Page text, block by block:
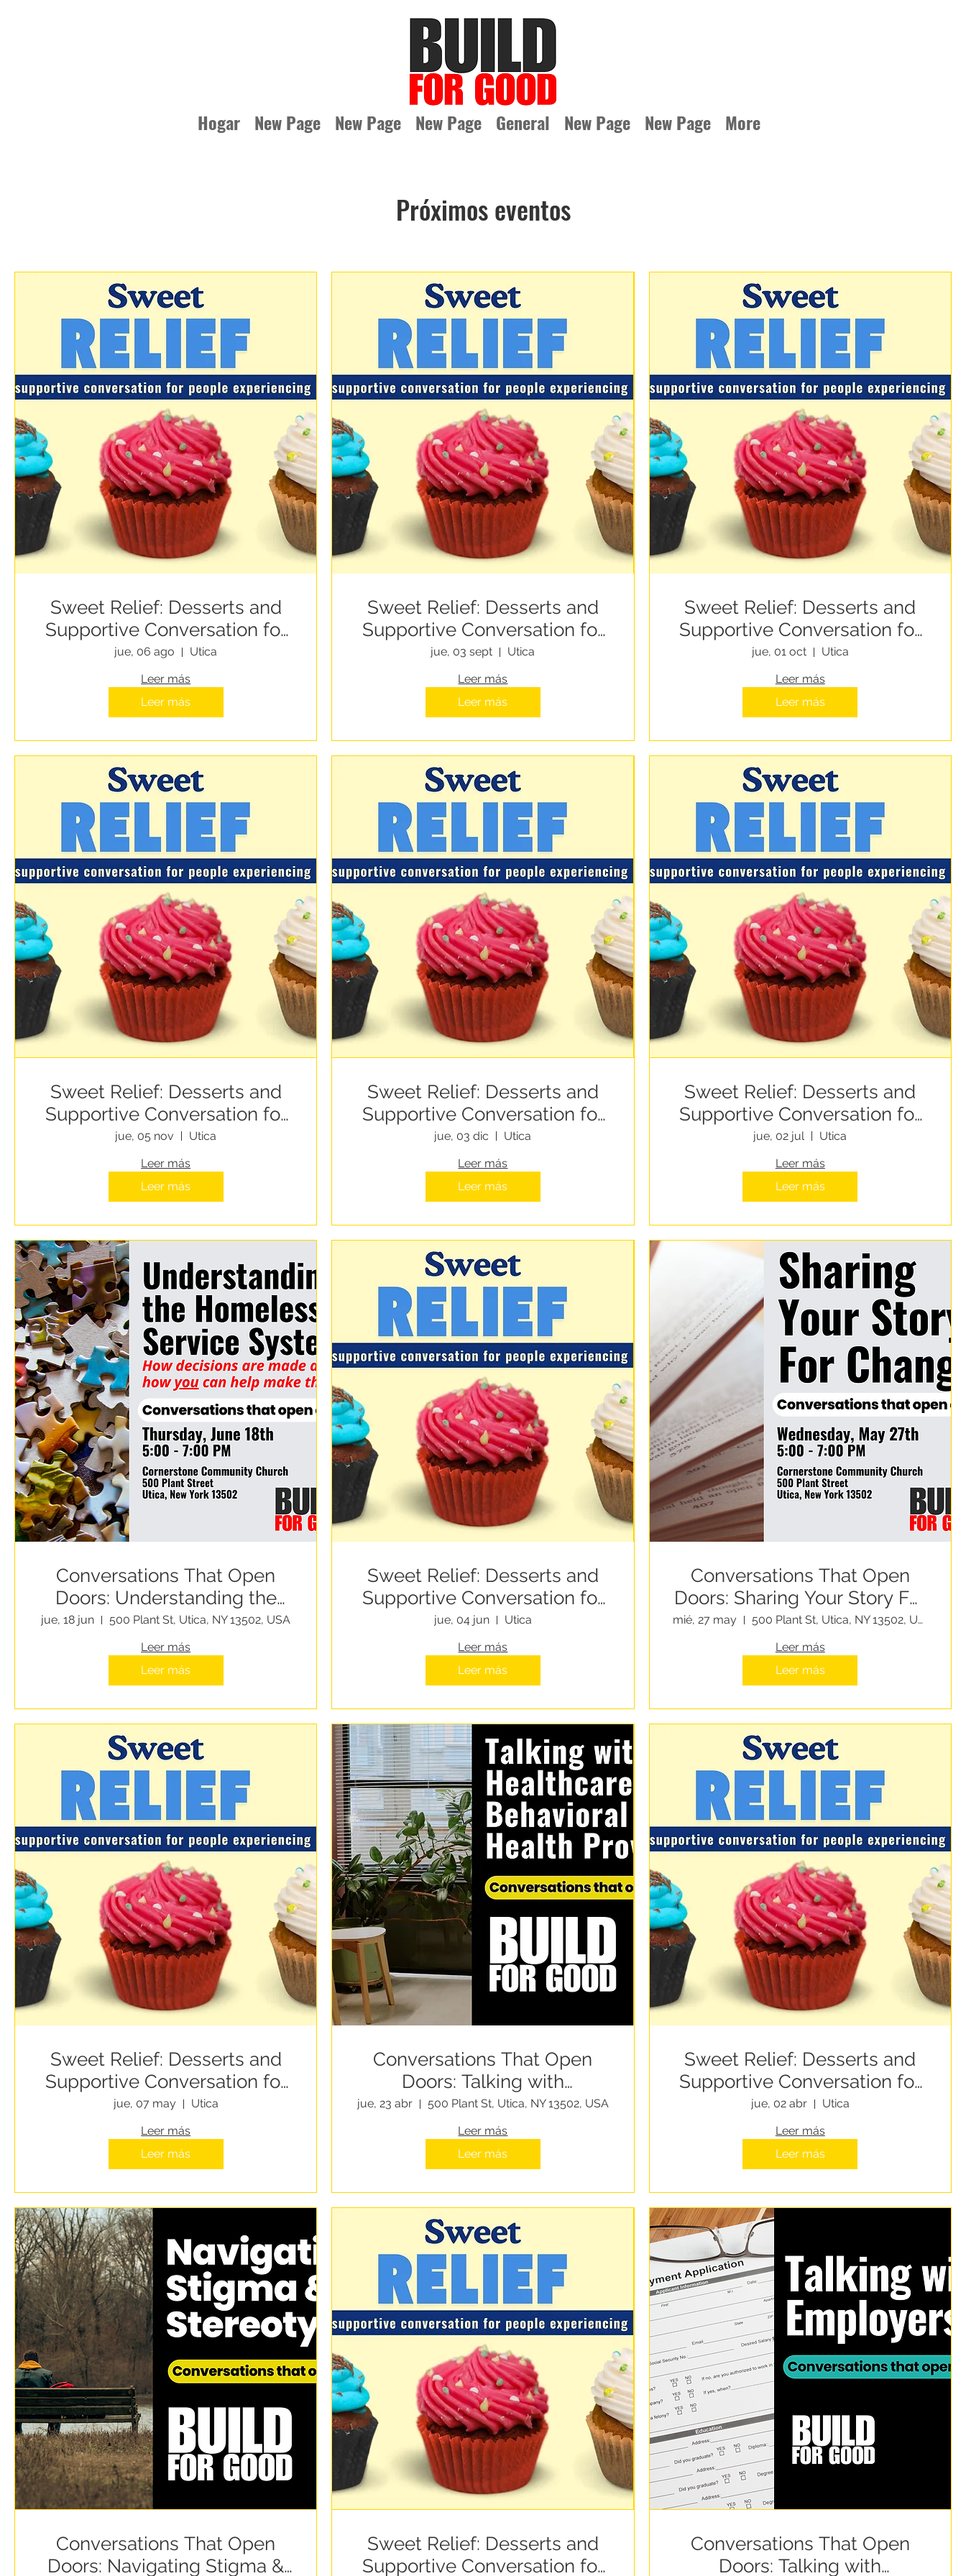
Hogar New Page New Page New Page General New Page New Page More
Próximos eventos
Sweet Relief: Desserts and
Supportive Conversation for
People Experiencing
Homelessness
jue, 06 ago
Utica
Leer más
Leer más
Sweet Relief: Desserts and
Supportive Conversation for
People Experiencing
Homelessness
jue, 03 sept
Utica
Leer más
Leer más
Sweet Relief: Desserts and
Supportive Conversation for
People Experiencing
Homelessness
jue, 01 oct
Utica
Leer más
Leer más
Sweet Relief: Desserts and
Supportive Conversation for
People Experiencing
Homelessness
jue, 05 nov
Utica
Leer más
Leer más
Sweet Relief: Desserts and
Supportive Conversation for
People Experiencing
Homelessness
jue, 03 dic
Utica
Leer más
Leer más
Sweet Relief: Desserts and
Supportive Conversation for
People Experiencing
Homelessness
jue, 02 jul
Utica
Leer más
Leer más
Conversations That Open
Doors: Understanding the
Homeless Service System
jue, 18 jun
500 Plant St, Utica, NY 13502, USA
Leer más
Leer más
Sweet Relief: Desserts and
Supportive Conversation for
People Experiencing
Homelessness
jue, 04 jun
Utica
Leer más
Leer más
Conversations That Open
Doors: Sharing Your Story For
Change
mié, 27 may
500 Plant St, Utica, NY 13502, USA
Leer más
Leer más
Sweet Relief: Desserts and
Supportive Conversation for
People Experiencing
Homelessness
jue, 07 may
Utica
Leer más
Leer más
Conversations That Open
Doors: Talking with
Healthcare & Behavioral
Health Providers
jue, 23 abr
500 Plant St, Utica, NY 13502, USA
Leer más
Leer más
Sweet Relief: Desserts and
Supportive Conversation for
People Experiencing
Homelessness
jue, 02 abr
Utica
Leer más
Leer más
Conversations That Open
Doors: Navigating Stigma &
Sweet Relief: Desserts and
Supportive Conversation for
Conversations That Open
Doors: Talking with